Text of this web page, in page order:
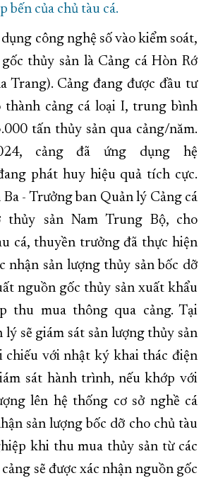
bến của chủ tàu cá.
công nghệ số vào kiểm soát,
thủy sản là Cảng cá Hòn Rớ
Trang). Cảng đang được đầu tư
thành cảng cá loại I, trung bình
tấn thủy sản qua cảng/năm.
cảng đã ứng dụng hệ
phát huy hiệu quả tích cực.
- Trưởng ban Quản lý Cảng cá
thủy sản Nam Trung Bộ, cho
cá, thuyền trưởng đã thực hiện
nhận sản lượng thủy sản bốc dỡ
nguồn gốc thủy sản xuất khẩu
thu mua thông qua cảng. Tại
lý sẽ giám sát sản lượng thủy sản
chiếu với nhật ký khai thác điện
sát hành trình, nếu khớp với
lên hệ thống cơ sở nghề cá
sản lượng bốc dỡ cho chủ tàu
khi thu mua thủy sản từ các
sẽ được xác nhận nguồn gốc